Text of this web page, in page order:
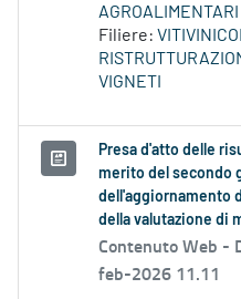
AGROALIMENTARI
Filiere:
VIGNETI
Presa d'atto delle
merito del secondo
dell'aggiornamento
della valutazione di
Contenuto Web -
feb-2026 11.11